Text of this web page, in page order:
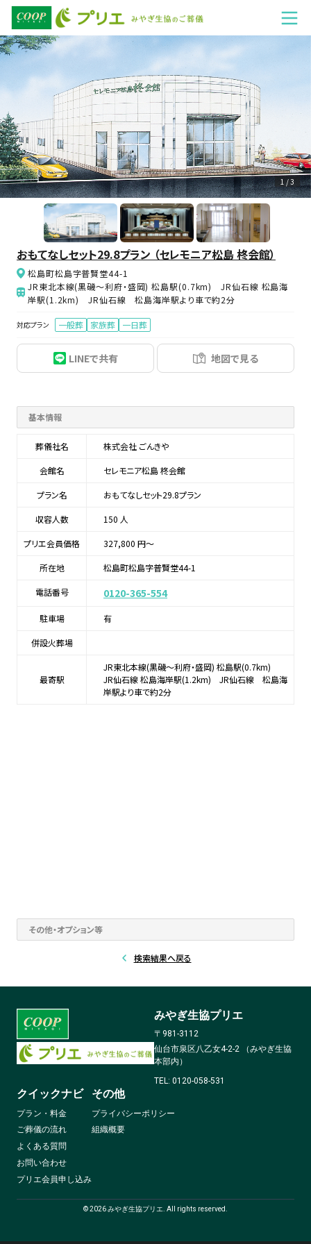
1 / 3
おもてなしセット29.8プラン （セレモニア松島 柊会館）
松島町松島字普賢堂44-1
JR東北本線(黒磯～利府・盛岡) 松島駅(0.7km) JR仙石線 松島海
岸駅(1.2km) JR仙石線 松島海岸駅より車で約2分
対応プラン 一般葬 家族葬 一日葬
LINEで共有 地図で見る
基本情報
葬儀社名 株式会社 ごんきや
会館名 セレモニア松島 柊会館
プラン名 おもてなしセット29.8プラン
収容人数 150 人
プリエ会員価格 327,800 円〜
所在地 松島町松島字普賢堂44-1
電話番号 0120-365-554
駐車場 有
併設火葬場
最寄駅
JR東北本線(黒磯～利府・盛岡) 松島駅(0.7km)
JR仙石線 松島海岸駅(1.2km) JR仙石線 松島海
岸駅より車で約2分
その他・オプション等
検索結果へ戻る
みやぎ生協プリエ
〒981-3112
仙台市泉区八乙女4-2-2 （みやぎ生協
本部内）
TEL: 0120-058-531
クイックナビ
プラン・料金
ご葬儀の流れ
よくある質問
お問い合わせ
プリエ会員申し込み
その他
プライバシーポリシー
組織概要
©2026みやぎ生協プリエ. All rights reserved.